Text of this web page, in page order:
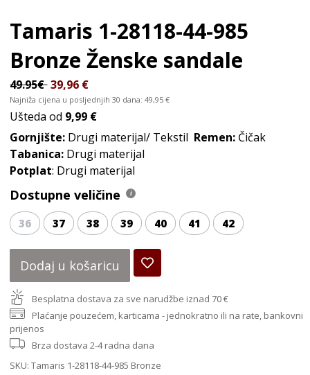
Tamaris 1-28118-44-985
BronzeŽenske sandale
49.95€ 39,96 €
Najniža cijena u posljednjih 30 dana:49,95€
Ušteda od 9,99 €
Gornjište: Drugi materijal/ Tekstil Remen: Čičak
Tabanica: Drugi materijal
Potplat: Drugi materijal
Dostupne veličine
36 37 38 39 40 41 42
Dodaj u košaricu
Besplatna dostava za sve narudžbe iznad 70 €
Plaćanje pouzećem, karticama - jednokratno ili na rate, bankovni
prijenos
Brza dostava 2-4 radna dana
SKU:Tamaris 1-28118-44-985 Bronze